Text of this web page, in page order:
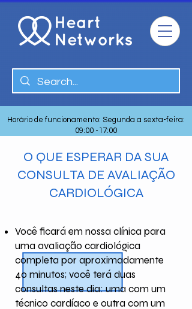
Horário de funcionamento: Segunda a sexta-feira:
09:00 -17:00
O QUE ESPERAR DA SUA
CONSULTA DE AVALIAÇÃO
CARDIOLÓGICA
Você ficará em nossa clínica para
uma avaliação cardiológica
completa por aproximadamente
40 minutos; você terá duas
consultas neste dia: uma com um
técnico cardíaco e outra com um